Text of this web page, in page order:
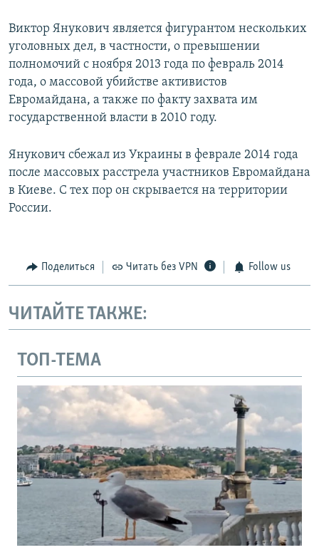
Виктор Янукович является фигурантом нескольких
уголовных дел, в частности, о превышении
полномочий с ноября 2013 года по февраль 2014
года, о массовой убийстве активистов
Евромайдана, а также по факту захвата им
государственной власти в 2010 году.
Янукович сбежал из Украины в феврале 2014 года
после массовых расстрела участников Евромайдана
в Киеве. С тех пор он скрывается на территории
России.
Поделиться Читать без VPN Follow us
ЧИТАЙТЕ ТАКЖЕ:
ТОП-ТЕМА